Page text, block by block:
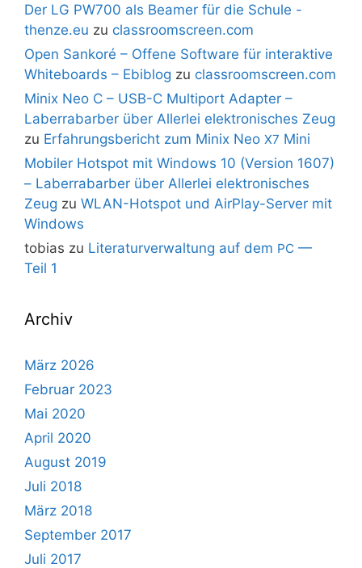
Der LG PW700 als Beamer für die Schule -
thenze.eu zu classroomscreen.com
Open Sankoré – Offene Software für interaktive
Whiteboards – Ebiblog zu classroomscreen.com
Minix Neo C – USB-C Multiport Adapter –
Laberrabarber über Allerlei elektronisches Zeug
zu Erfahrungsbericht zum Minix Neo X7 Mini
Mobiler Hotspot mit Windows 10 (Version 1607)
– Laberrabarber über Allerlei elektronisches
Zeug zu WLAN-Hotspot und AirPlay-Server mit
Windows
tobias zu Literaturverwaltung auf dem PC —
Teil 1
Archiv
März 2026
Februar 2023
Mai 2020
April 2020
August 2019
Juli 2018
März 2018
September 2017
Juli 2017